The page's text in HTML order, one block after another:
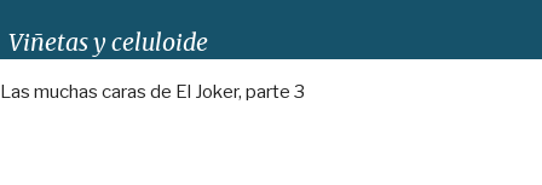
Viñetas y celuloide
Las muchas caras de El Joker, parte 3